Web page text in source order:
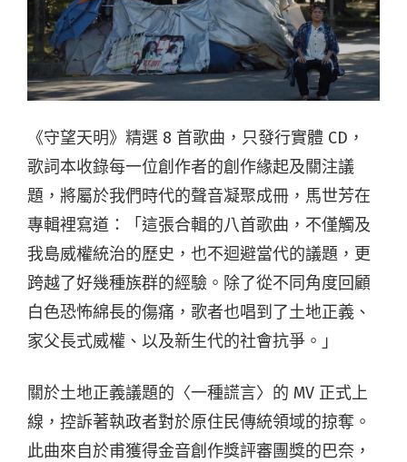
《守望天明》精選 8 首歌曲，只發行實體 CD，
歌詞本收錄每一位創作者的創作緣起及關注議
題，將屬於我們時代的聲音凝聚成冊，馬世芳在
專輯裡寫道：「這張合輯的八首歌曲，不僅觸及
我島威權統治的歷史，也不迴避當代的議題，更
跨越了好幾種族群的經驗。除了從不同角度回顧
白色恐怖綿長的傷痛，歌者也唱到了土地正義、
家父長式威權、以及新生代的社會抗爭。」
關於土地正義議題的〈一種謊言〉的 MV 正式上
線，控訴著執政者對於原住民傳統領域的掠奪。
此曲來自於甫獲得金音創作獎評審團獎的巴奈，